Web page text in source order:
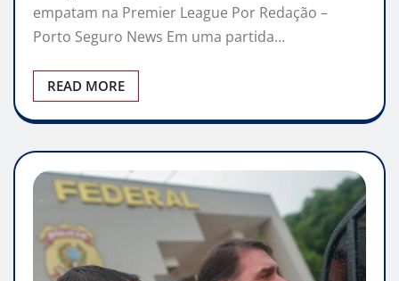
empatam na Premier League Por Redação –
Porto Seguro News Em uma partida…
READ MORE